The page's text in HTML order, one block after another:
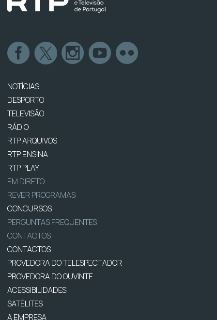
NOTÍCIAS
DESPORTO
TELEVISÃO
RÁDIO
RTP ARQUIVOS
RTP ENSINA
RTP PLAY
EM DIRETO
REVER PROGRAMAS
CONCURSOS
PERGUNTAS FREQUENTES
CONTACTOS
CONTACTOS
PROVEDORA DO TELESPECTADOR
PROVEDORA DO OUVINTE
ACESSIBILIDADES
SATÉLITES
A EMPRESA